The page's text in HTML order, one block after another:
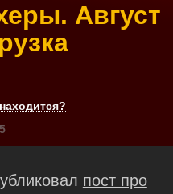
Август
пост про